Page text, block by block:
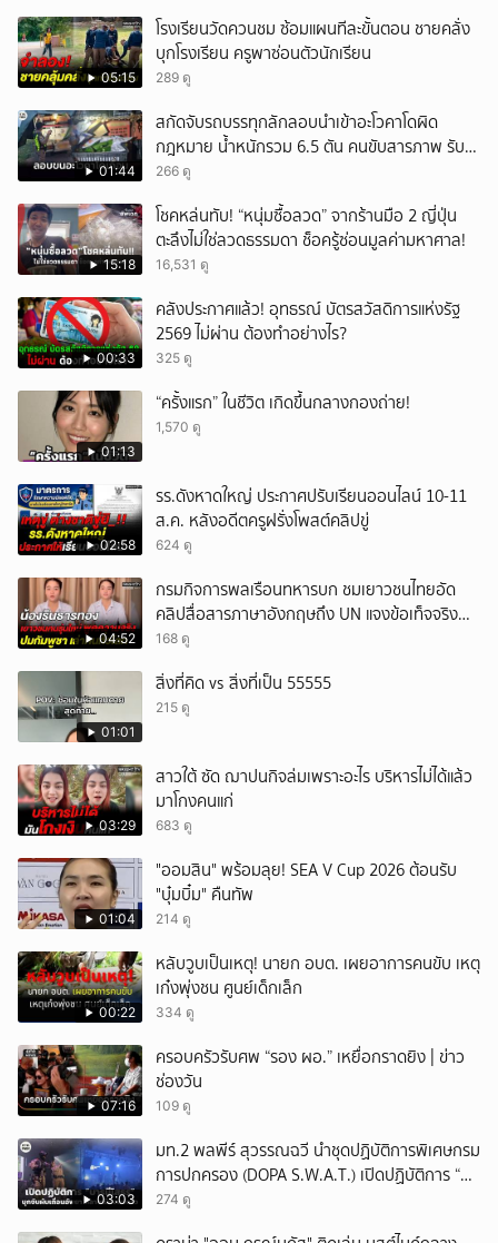
05:15
โรงเรียนวัดควนชม ซ้อมแผนทีละขั้นตอน ชายคลั่ง
บุกโรงเรียน ครูพาซ่อนตัวนักเรียน
289 ดู
01:44
สกัดจับรถบรรทุกลักลอบนำเข้าอะโวคาโดผิด
กฎหมาย น้ำหนักรวม 6.5 ตัน คนขับสารภาพ รับ
ค่าจ้างเที่ยวละ 5,000 บาท
266 ดู
15:18
โชคหล่นทับ! “หนุ่มซื้อลวด” จากร้านมือ 2 ญี่ปุ่น
ตะลึงไม่ใช่ลวดธรรมดา ช็อครู้ซ่อนมูลค่ามหาศาล!
16,531 ดู
00:33
คลังประกาศแล้ว! อุทธรณ์ บัตรสวัสดิการแห่งรัฐ
2569 ไม่ผ่าน ต้องทำอย่างไร?
325 ดู
01:13
“ครั้งแรก” ในชีวิต เกิดขึ้นกลางกองถ่าย!
1,570 ดู
02:58
รร.ดังหาดใหญ่ ประกาศปรับเรียนออนไลน์ 10-11
ส.ค. หลังอดีตครูฝรั่งโพสต์คลิปขู่
624 ดู
04:52
กรมกิจการพลเรือนทหารบก ชมเยาวชนไทยอัด
คลิปสื่อสารภาษาอังกฤษถึง UN แจงข้อเท็จจริง
ประวัติศาสตร์มนุษยธรรมไทย
168 ดู
01:01
สิ่งที่คิด vs สิ่งที่เป็น 55555
215 ดู
03:29
สาวใต้ ซัด ฌาปนกิจล่มเพราะอะไร บริหารไม่ได้แล้ว
มาโกงคนแก่
683 ดู
01:04
"ออมสิน" พร้อมลุย! SEA V Cup 2026 ต้อนรับ
"บุ๋มบิ๋ม" คืนทัพ
214 ดู
00:22
หลับวูบเป็นเหตุ! นายก อบต. เผยอาการคนขับ เหตุ
เก๋งพุ่งชน ศูนย์เด็กเล็ก
334 ดู
07:16
ครอบครัวรับศพ “รอง ผอ.” เหยื่อกราดยิง | ข่าว
ช่องวัน
109 ดู
03:03
มท.2 พลพีร์ สุวรรณฉวี นำชุดปฏิบัติการพิเศษกรม
การปกครอง (DOPA S.W.A.T.) เปิดปฏิบัติการ “บา
รมีโสธร” บุกจับผับเถื่อนอัพยา กลางเมืองแปดริ้ว
274 ดู
ยกเลิก